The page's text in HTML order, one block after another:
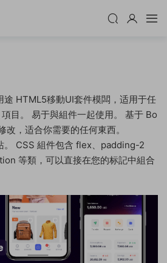
途 HTML5移動UI套件模闆，适用于任
目。 易于與組件一起使用。 基于 Bo
，适合你需要的任何東西。
。 CSS 組件包含 flex、padding-2
等類，可以直接在您的标記中組合